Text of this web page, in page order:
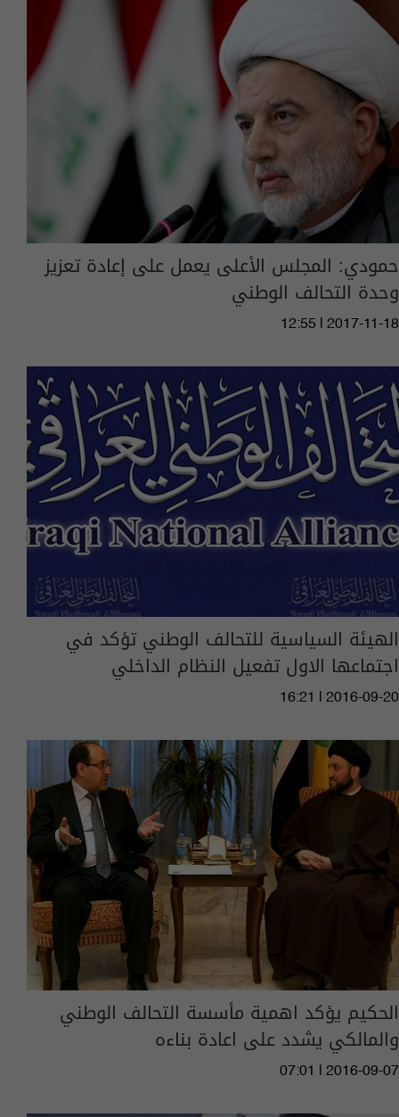
حمودي: المجلس الأعلى يعمل على إعادة تعزيز
وحدة التحالف الوطني
12:55 | 2017-11-18
الهيئة السياسية للتحالف الوطني تؤكد في
اجتماعها الاول تفعيل النظام الداخلي
16:21 | 2016-09-20
الحكيم يؤكد اهمية مأسسة التحالف الوطني
والمالكي يشدد على اعادة بناءه
07:01 | 2016-09-07